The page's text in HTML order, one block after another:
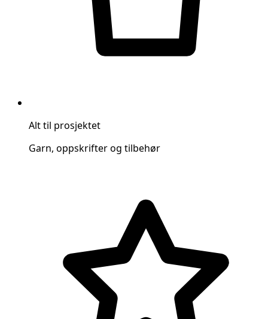
Alt til prosjektet
Garn, oppskrifter og tilbehør